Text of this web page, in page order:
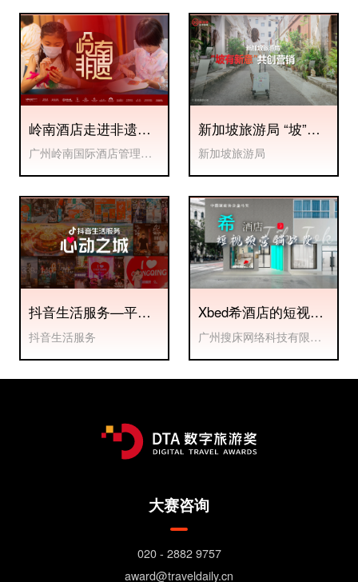
岭南酒店走进非遗系
列品牌活动项目
广州岭南国际酒店管理有
新加坡旅游局 “坡”有
新意共创营销
新加坡旅游局
抖音生活服务—平台
IP—心动之城
抖音生活服务
Xbed希酒店的短视频
营销战役
广州搜床网络科技有限公
大赛咨询
020 - 2882 9757
award@traveldaily.cn